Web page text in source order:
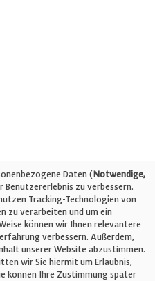
Daten (Notwendige,
Benutzererlebnis zu verbessern.
Tracking-Technologien von
zu verarbeiten und um ein
können wir Ihnen relevantere
verbessern. Außerdem,
unserer Website abzustimmen.
wir Sie hiermit um Erlaubnis,
können Ihre Zustimmung später